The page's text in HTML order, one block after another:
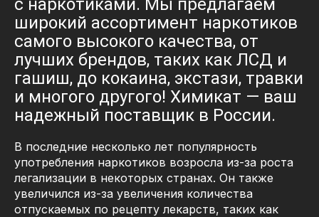
с наркотиками. Мы предлагаем
широкий ассортимент наркотиков
самого высокого качества, от
лучших брендов, таких как ЛСД и
гашиш, до кокаина, экстази, травки
и многого другого! Химикат — ваш
надежный поставщик в России.
В последние несколько лет популярность
употребления наркотиков возросла из-за роста
легализации в некоторых странах. Он также
увеличился из-за увеличения количества
отпускаемых по рецепту лекарств, таких как